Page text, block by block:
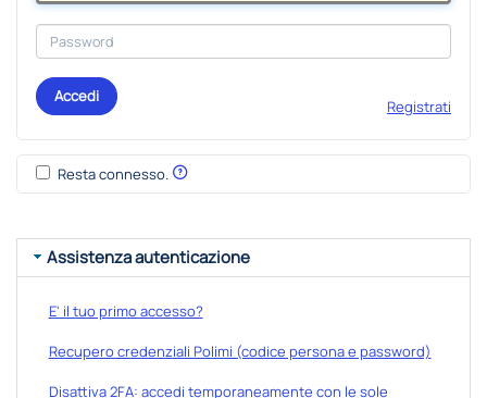
Accedi
Registrati
Resta connesso.
Assistenza autenticazione
E' il tuo primo accesso?
Recupero credenziali Polimi (codice persona e password)
Disattiva 2FA: accedi temporaneamente con le sole